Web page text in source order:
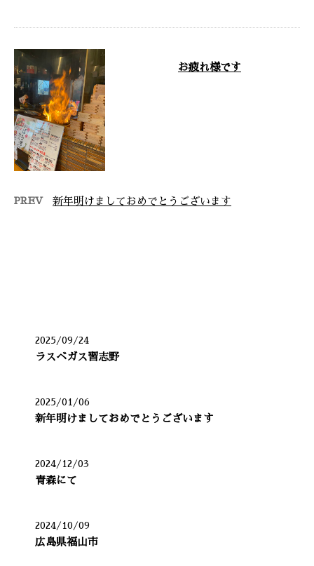
お疲れ様です
PREV 新年明けましておめでとうございます
2025/09/24
ラスベガス習志野
2025/01/06
新年明けましておめでとうございます
2024/12/03
青森にて
2024/10/09
広島県福山市